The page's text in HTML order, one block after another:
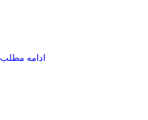
ادامه مطلب